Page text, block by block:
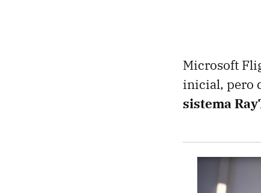
Microsoft
inicial, pero
sistema